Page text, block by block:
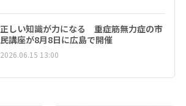
正しい知識が力になる 重症筋無力症の市
民講座が8月8日に広島で開催
2026.06.15 13:00